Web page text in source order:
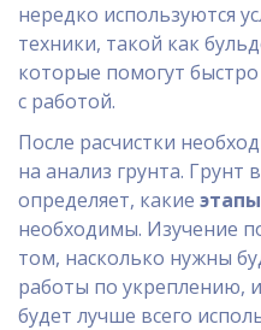
нередко используются
техники, такой как
которые помогут
с работой.
После расчистки
на анализ грунта. Грунт
определяет, какие
необходимы. Изучение
том, насколько нужны
работы по укреплению,
будет лучше всего